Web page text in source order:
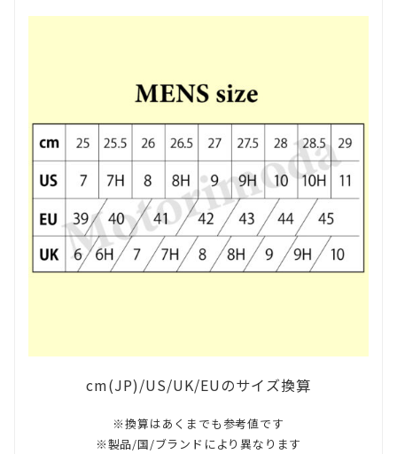
cm(JP)/US/UK/EUのサイズ換算
※換算はあくまでも参考値です
※製品/国/ブランドにより異なります